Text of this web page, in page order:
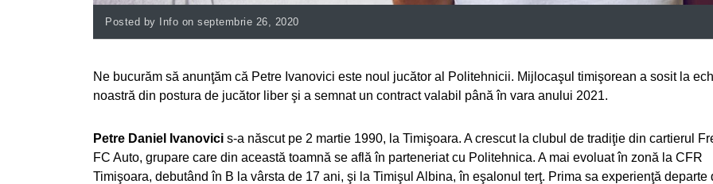
Posted by Info on septembrie 26, 2020
Ne bucurăm să anunţăm că Petre Ivanovici este noul jucător al Politehnicii. Mijlocaşul timişorean a sosit la
noastră din postura de jucător liber şi a semnat un contract valabil până în vara anului 2021.
Petre Daniel Ivanovici s-a născut pe 2 martie 1990, la Timişoara. A crescut la clubul de tradiţie din cartierul
FC Auto, grupare care din această toamnă se află în parteneriat cu Politehnica. A mai evoluat în zonă la CFR
Timişoara, debutând în B la vârsta de 17 ani, şi la Timişul Albina, în eşalonul terţ. Prima sa experienţă departe